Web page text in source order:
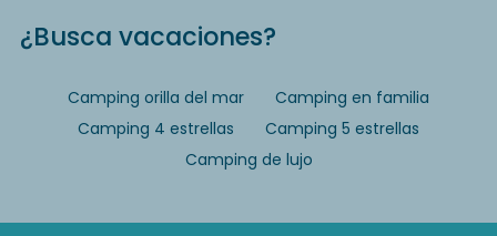
¿Busca vacaciones?
Camping orilla del mar
Camping en familia
Camping 4 estrellas
Camping 5 estrellas
Camping de lujo